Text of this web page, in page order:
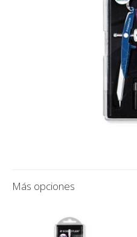
Más opciones